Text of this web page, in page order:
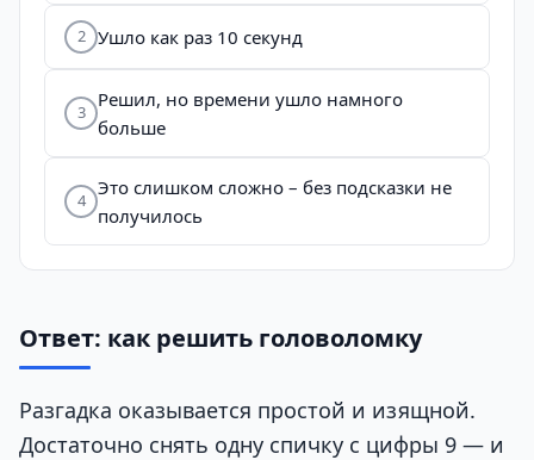
2 Ушло как раз 10 секунд
3
Решил, но времени ушло намного
больше
4
Это слишком сложно – без подсказки не
получилось
Ответ: как решить головоломку
Разгадка оказывается простой и изящной.
Достаточно снять одну спичку с цифры 9 — и